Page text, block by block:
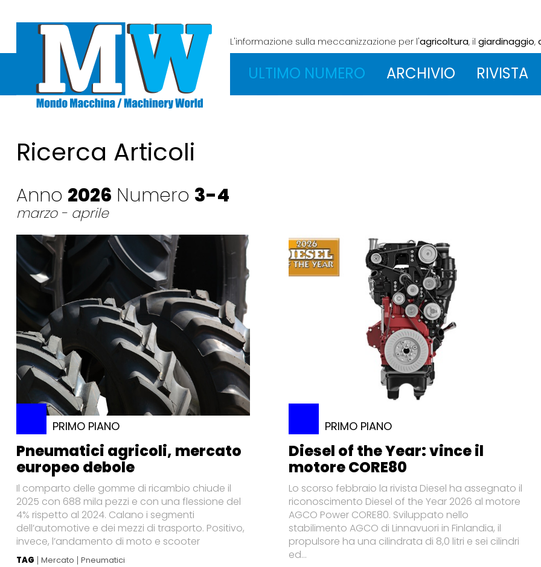
L'informazione sulla meccanizzazione per l'agricoltura, il giardinaggio,
ULTIMO NUMERO ARCHIVIO RIVISTA
Ricerca Articoli
Anno 2026 Numero 3-4
marzo - aprile
PRIMO PIANO
Pneumatici agricoli, mercato
europeo debole
Il comparto delle gomme di ricambio chiude il
2025 con 688 mila pezzi e con una flessione del
4% rispetto al 2024. Calano i segmenti
dell’automotive e dei mezzi di trasporto. Positivo,
invece, l’andamento di moto e scooter
TAG Mercato Pneumatici
PRIMO PIANO
Diesel of the Year: vince il
motore CORE80
Lo scorso febbraio la rivista Diesel ha assegnato il
riconoscimento Diesel of the Year 2026 al motore
AGCO Power CORE80. Sviluppato nello
stabilimento AGCO di Linnavuori in Finlandia, il
propulsore ha una cilindrata di 8,0 litri e sei cilindri
ed...